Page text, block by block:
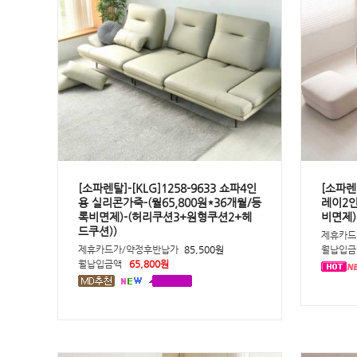
[소파렌탈]-[KLG]1258-9633 쇼파4인
용 실리콘가죽-(월65,800원*36개월/등
록비면제)-(허리쿠션3+원형쿠션2+헤
드쿠션))
제휴카드가/약정후반납가 85,500원
월납입금액
65,800원
[소파
레이2
비면제
제휴카
월납입